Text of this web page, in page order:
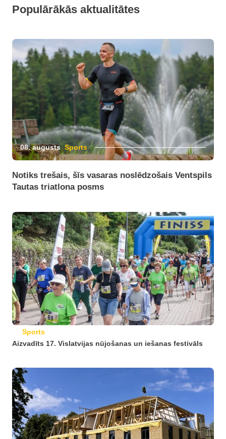
Populārākās aktualitātes
08. augusts Sports
Notiks trešais, šīs vasaras noslēdzošais Ventspils
Tautas triatlona posms
Sports
Aizvadīts 17. Vislatvijas nūjošanas un iešanas festivāls